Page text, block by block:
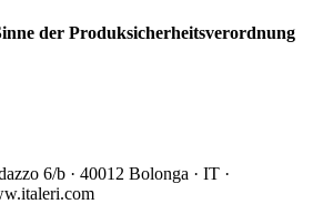
der Produksicherheitsverordnung
6/b · 40012 Bolonga · IT ·